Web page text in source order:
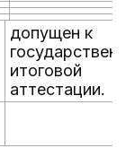
допущен к
итоговой
аттестации.